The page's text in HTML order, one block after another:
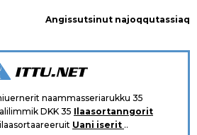
Angissutsinut najoqqutassiaq
naammasseriarukku 35
DKK 35 Ilaasortanngorit
Uani iserit ..